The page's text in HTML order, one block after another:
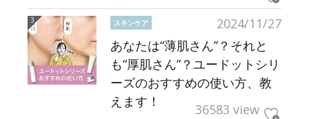
2024/11/27
スキンケア
あなたは“薄肌さん”？それと
も“厚肌さん”？ユードットシリ
ーズのおすすめの使い方、教
えます！
36583 view